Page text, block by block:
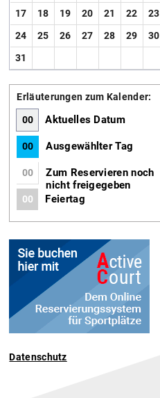
17
18 19 20 21 22
23
24
25 26 27 28 29
30
31
Erläuterungen zum Kalender:
00 Aktuelles Datum
00 Ausgewählter Tag
00
Zum Reservieren noch
nicht freigegeben
00 Feiertag
Datenschutz